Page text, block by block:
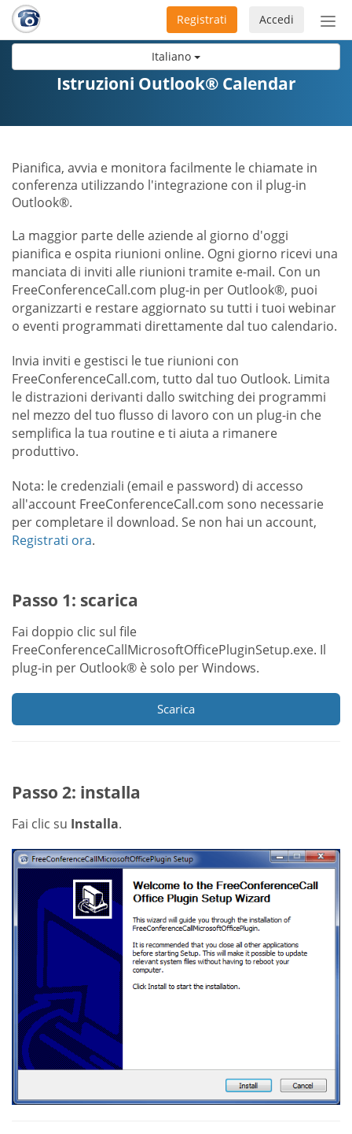
Italiano
Accedi
Registrati
Istruzioni Outlook® Calendar
Pianifica, avvia e monitora facilmente le chiamate in
conferenza utilizzando l'integrazione con il plug-in
Outlook®.
La maggior parte delle aziende al giorno d'oggi
pianifica e ospita riunioni online. Ogni giorno ricevi una
manciata di inviti alle riunioni tramite e-mail. Con un
FreeConferenceCall.com plug-in per Outlook®, puoi
organizzarti e restare aggiornato su tutti i tuoi webinar
o eventi programmati direttamente dal tuo calendario.
Invia inviti e gestisci le tue riunioni con
FreeConferenceCall.com, tutto dal tuo Outlook. Limita
le distrazioni derivanti dallo switching dei programmi
nel mezzo del tuo flusso di lavoro con un plug-in che
semplifica la tua routine e ti aiuta a rimanere
produttivo.
Nota: le credenziali (email e password) di accesso
all'account FreeConferenceCall.com sono necessarie
per completare il download. Se non hai un account,
Registrati ora.
Passo 1: scarica
Fai doppio clic sul file
FreeConferenceCallMicrosoftOfficePluginSetup.exe. Il
plug-in per Outlook® è solo per Windows.
Scarica
Passo 2: installa
Fai clic su Installa.